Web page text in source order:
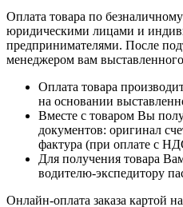
Оплата товара по
юридическими лицами и
предпринимателями. После
менеджером вам выставленного
Оплата товара
на основании
Вместе с товаром Вы
документов: оригинал
фактура (при оплате с
Для получения товара
водителю-экспедитору
Онлайн-оплата заказа картой